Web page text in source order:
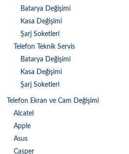
Batarya Değişimi
Kasa Değişimi
Şarj Soketleri
Telefon Teknik Servis
Batarya Değişimi
Kasa Değişimi
Şarj Soketleri
Telefon Ekran ve Cam Değişimi
Alcatel
Apple
Asus
Casper